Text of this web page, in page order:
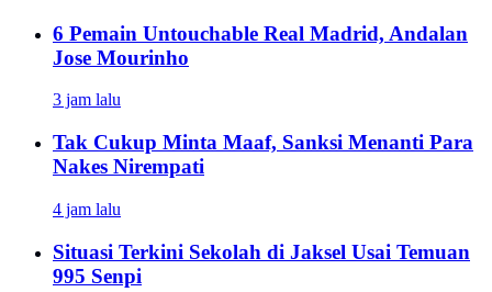
6 Pemain Untouchable Real Madrid, Andalan
Jose Mourinho
3 jam lalu
Tak Cukup Minta Maaf, Sanksi Menanti Para
Nakes Nirempati
4 jam lalu
Situasi Terkini Sekolah di Jaksel Usai Temuan
995 Senpi